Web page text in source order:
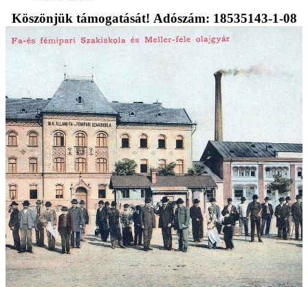
Köszönjük támogatását! Adószám: 18535143-1-08